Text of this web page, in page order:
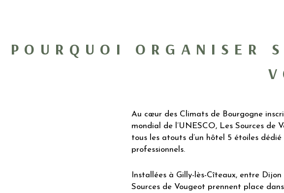
POURQUOI ORGANISER
Au cœur des Climats de Bourgogne
mondial de l’UNESCO, Les Sources de
tous les atouts d’un hôtel 5 étoiles
professionnels.
Installées à Gilly-lès-Cîteaux, entre
Sources de Vougeot prennent place